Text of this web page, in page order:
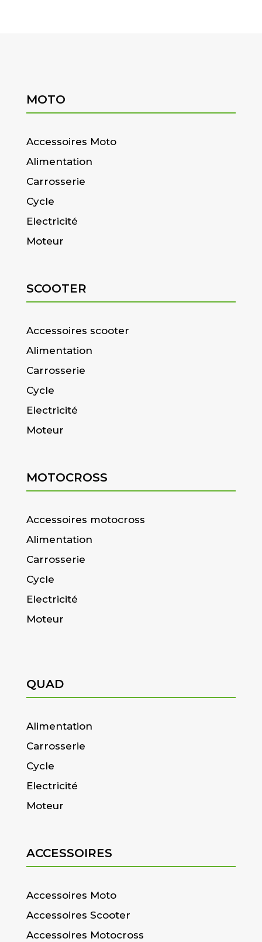
MOTO
Accessoires Moto
Alimentation
Carrosserie
Cycle
Electricité
Moteur
SCOOTER
Accessoires scooter
Alimentation
Carrosserie
Cycle
Electricité
Moteur
MOTOCROSS
Accessoires motocross
Alimentation
Carrosserie
Cycle
Electricité
Moteur
QUAD
Alimentation
Carrosserie
Cycle
Electricité
Moteur
ACCESSOIRES
Accessoires Moto
Accessoires Scooter
Accessoires Motocross